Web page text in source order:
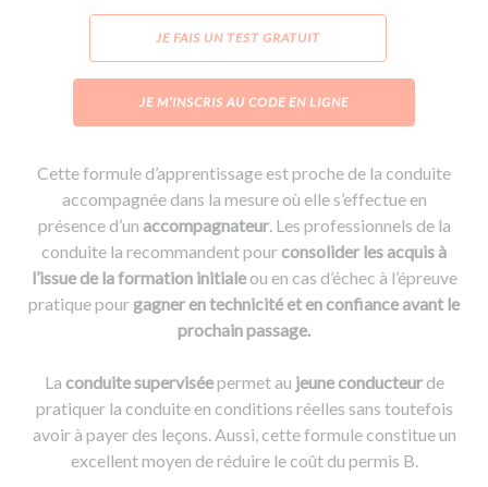
JE FAIS UN TEST GRATUIT
JE M’INSCRIS AU CODE EN LIGNE
Cette formule d’apprentissage est proche de la conduite
accompagnée dans la mesure où elle s’effectue en
présence d’un accompagnateur. Les professionnels de la
conduite la recommandent pourconsolider les acquis à
l’issue de la formation initialeou en cas d’échec à l’épreuve
pratique pourgagner en technicité et en confiance avant le
prochain passage.
La conduite superviséepermet au jeune conducteurde
pratiquer la conduite en conditions réelles sans toutefois
avoir à payer des leçons. Aussi, cette formule constitue un
excellent moyen de réduire le coût du permis B.